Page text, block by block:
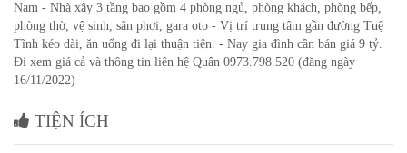
Nam - Nhà xây 3 tầng bao gồm 4 phòng ngủ, phòng khách, phòng bếp,
phòng thờ, vệ sinh, sân phơi, gara oto - Vị trí trung tâm gần đường Tuệ
Tĩnh kéo dài, ăn uống đi lại thuận tiện. - Nay gia đình cần bán giá 9 tỷ.
Đi xem giá cả và thông tin liên hệ Quân 0973.798.520 (đăng ngày
16/11/2022)
TIỆN ÍCH